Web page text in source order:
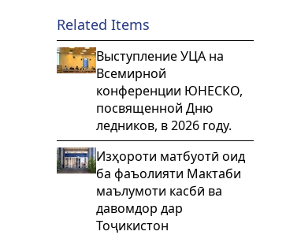
Related Items
Выступление УЦА на
Всемирной
конференции ЮНЕСКО,
посвященной Дню
ледников, в 2026 году.
Изҳороти матбуотӣ оид
ба фаъолияти Мактаби
маълумоти касбӣ ва
давомдор дар
Тоҷикистон